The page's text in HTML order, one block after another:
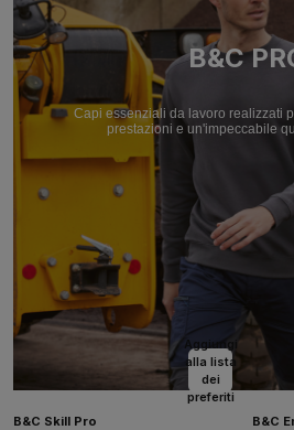
B&C
Capi essenziali da lavoro realizzati
prestazioni e un'impeccabile
Aggiungi
alla lista
dei
preferiti
B&C Skill Pro
B&C